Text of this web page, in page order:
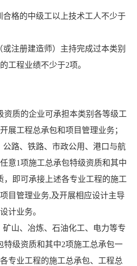
合格的中级工以上技术工人不少于
或注册建造师）主持完成过本类别
工程业绩不少于2项。
资质的企业可承担本类别各等级工
展工程总承包和项目管理业务；
公路、铁路、市政公用、港口与航
意1项施工总承包特级资质和其中
，即可承接上述各专业工程的施工
目管理业务,及开展相应设计主导
计业务。
矿山、冶炼、石油化工、电力等专
特级资质和其中2项施工总承包一
专业工程的施工总承包、工程总